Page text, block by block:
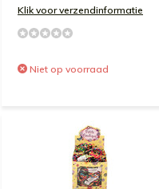
Klik voor verzendinformatie
Niet op voorraad